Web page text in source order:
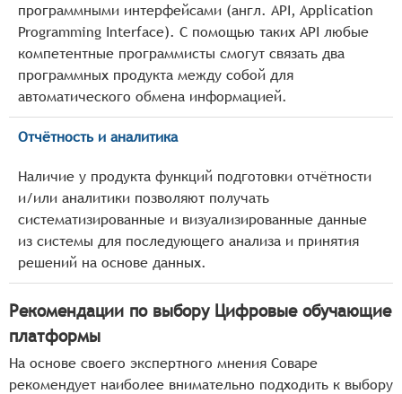
программными интерфейсами (англ. API, Application
Programming Interface). С помощью таких API любые
компетентные программисты смогут связать два
программных продукта между собой для
автоматического обмена информацией.
Отчётность и аналитика
Наличие у продукта функций подготовки отчётности
и/или аналитики позволяют получать
систематизированные и визуализированные данные
из системы для последующего анализа и принятия
решений на основе данных.
Рекомендации по выбору Цифровые обучающие
платформы
На основе своего экспертного мнения Соваре
рекомендует наиболее внимательно подходить к выбору